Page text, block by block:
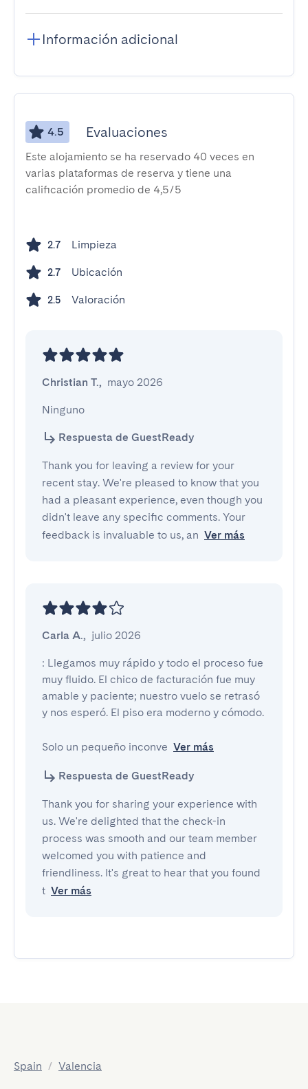
Información adicional
4.5 Evaluaciones
Este alojamiento se ha reservado 40 veces en
varias plataformas de reserva y tiene una
calificación promedio de 4,5/5
2.7 Limpieza
2.7 Ubicación
2.5 Valoración
Christian T., mayo 2026
Ninguno
Respuesta de GuestReady
Thank you for leaving a review for your
recent stay. We're pleased to know that you
had a pleasant experience, even though you
didn't leave any specific comments. Your
feedback is invaluable to us, an Ver más
Carla A., julio 2026
: Llegamos muy rápido y todo el proceso fue
muy fluido. El chico de facturación fue muy
amable y paciente; nuestro vuelo se retrasó
y nos esperó. El piso era moderno y cómodo.
Solo un pequeño inconve Ver más
Respuesta de GuestReady
Thank you for sharing your experience with
us. We're delighted that the check-in
process was smooth and our team member
welcomed you with patience and
friendliness. It's great to hear that you found
t Ver más
Spain / Valencia